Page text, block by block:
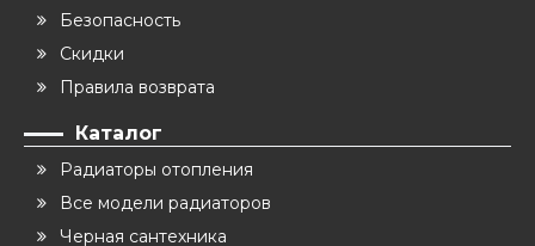
Безопасность
Скидки
Правила возврата
Каталог
Радиаторы отопления
Все модели радиаторов
Черная сантехника